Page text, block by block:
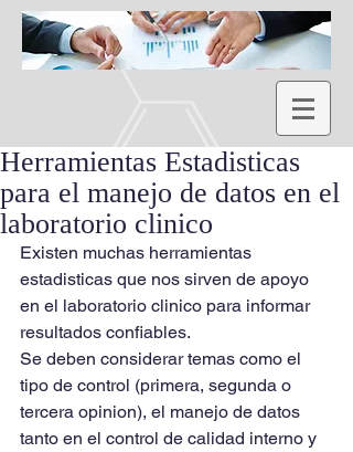
Herramientas Estadisticas
para el manejo de datos en el
laboratorio clinico
Existen muchas herramientas
estadisticas que nos sirven de apoyo
en el laboratorio clinico para informar
resultados confiables.
Se deben considerar temas como el
tipo de control (primera, segunda o
tercera opinion), el manejo de datos
tanto en el control de calidad interno y